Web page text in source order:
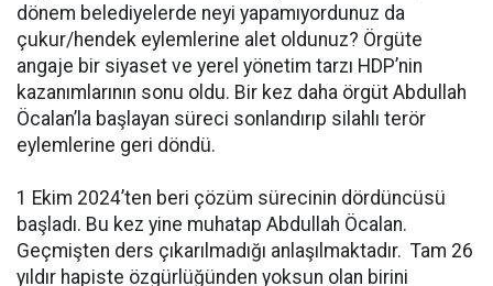
dönem belediyelerde neyi yapamıyordunuz da
çukur/hendek eylemlerine alet oldunuz? Örgüte
angaje bir siyaset ve yerel yönetim tarzı HDP’nin
kazanımlarının sonu oldu. Bir kez daha örgüt Abdullah
Öcalan’la başlayan süreci sonlandırıp silahlı terör
eylemlerine geri döndü.
1 Ekim 2024’ten beri çözüm sürecinin dördüncüsü
başladı. Bu kez yine muhatap Abdullah Öcalan.
Geçmişten ders çıkarılmadığı anlaşılmaktadır. Tam 26
yıldır hapiste özgürlüğünden yoksun olan birini